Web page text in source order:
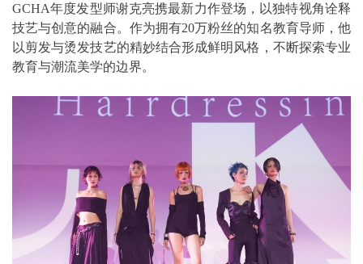
GCHA年度发型师谢克亮携最新力作登场，以独特视角诠释
技艺与创意的融合。作为拥有20万粉丝的知名教育导师，他
以剪发与烫发技艺的精妙结合形成鲜明风格，不断探索专业
教育与潮流美学的边界。